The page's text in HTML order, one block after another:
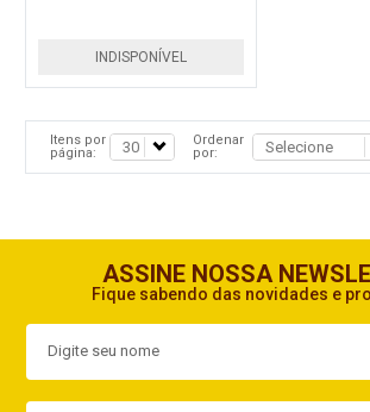
INDISPONÍVEL
Itens por
página:
Ordenar
por:
ASSINE NOSSA
Fique sabendo das novidades e